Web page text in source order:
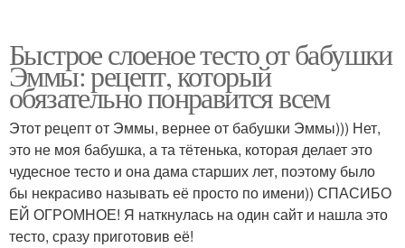
Быстрое слоеное тесто от бабушки
Эммы: рецепт, который
обязательно понравится всем
Этот рецепт от Эммы, вернее от бабушки Эммы))) Нет,
это не моя бабушка, а та тётенька, которая делает это
чудесное тесто и она дама старших лет, поэтому было
бы некрасиво называть её просто по имени)) СПАСИБО
ЕЙ ОГРОМНОЕ! Я наткнулась на один сайт и нашла это
тесто, сразу приготовив её!